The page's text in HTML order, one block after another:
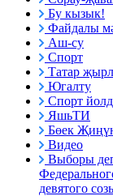
Бу кызык!
Файдалы
Аш-су
Спорт
Татар
Югалту
Спорт
ЯшьТИ
Бөек
Видео
Выборы
девятого